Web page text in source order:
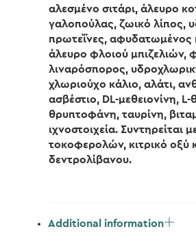
αλεσμένο σιτάρι, άλευρο
γαλοπούλας, ζωικό λίπος,
πρωτεΐνες, αφυδατωμένος
άλευρο φλοιού μπιζελιών,
λιναρόσπορος,
χλωριούχο κάλιο, αλάτι,
ασβέστιο, DL-μεθειονίνη, L-
θρυπτοφάνη, ταυρίνη,
ιχνοστοιχεία. Συντηρείται
τοκοφερολών, κιτρικό οξύ
δεντρολίβανου.
Additional information